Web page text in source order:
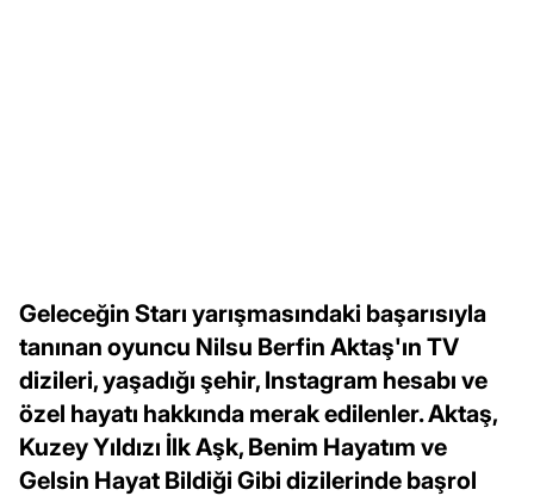
Geleceğin Starı yarışmasındaki başarısıyla
tanınan oyuncu Nilsu Berfin Aktaş'ın TV
dizileri, yaşadığı şehir, Instagram hesabı ve
özel hayatı hakkında merak edilenler. Aktaş,
Kuzey Yıldızı İlk Aşk, Benim Hayatım ve
Gelsin Hayat Bildiği Gibi dizilerinde başrol